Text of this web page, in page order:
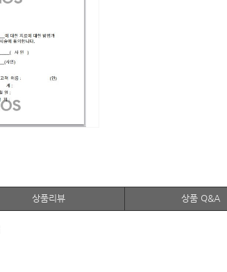
상품리뷰 상품 Q&A